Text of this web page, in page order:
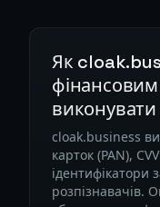
Як
cloak.business
карток (PAN),
ідентифікатори
розпізнавачів.